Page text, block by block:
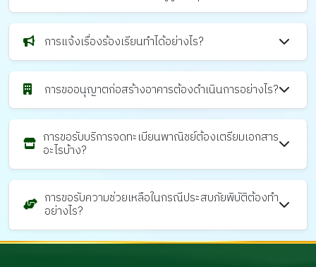
การแจ้งเรื่องร้องเรียนทำได้อย่างไร?
การขออนุญาตก่อสร้างอาคารต้องดำเนินการอย่างไร?
การขอรับบริการจดทะเบียนพาณิชย์ต้องเตรียมเอกสาร
อะไรบ้าง?
การขอรับความช่วยเหลือในกรณีประสบภัยพิบัติต้องทำ
อย่างไร?